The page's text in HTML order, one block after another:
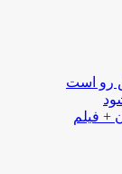
رو است
+ فیلم